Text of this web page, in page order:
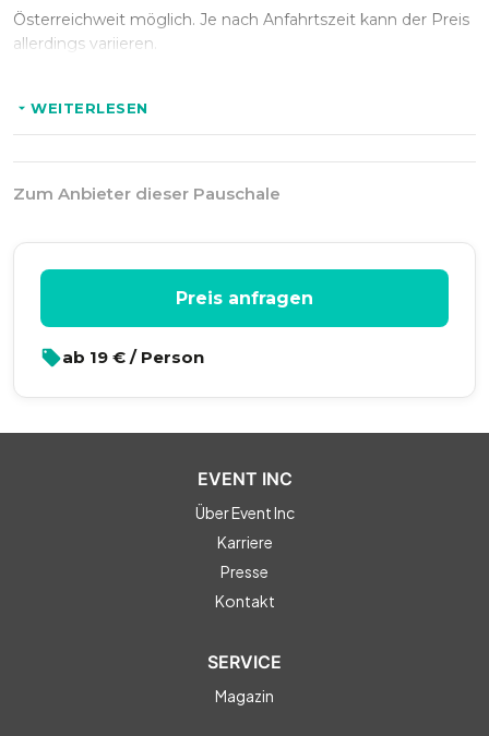
Österreichweit möglich. Je nach Anfahrtszeit kann der Preis
allerdings variieren.
WEITERLESEN
Zum Anbieter dieser Pauschale
Preis anfragen
ab 19 € / Person
EVENT INC
Über Event Inc
Karriere
Presse
Kontakt
SERVICE
Magazin